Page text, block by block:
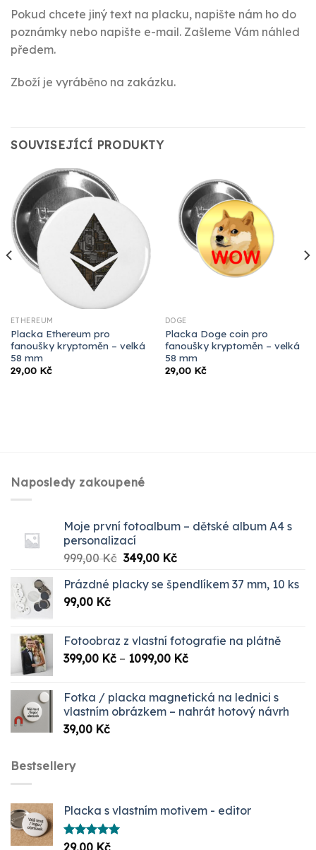
Pokud chcete jiný text na placku, napište nám ho do
poznámky nebo napište e-mail. Zašleme Vám náhled
předem.
Zboží je vyráběno na zakázku.
SOUVISEJÍCÍ PRODUKTY
ETHEREUM
Placka Ethereum pro
fanoušky kryptoměn – velká
58 mm
29,00 Kč
DOGE
Placka Doge coin pro
fanoušky kryptoměn – velká
58 mm
29,00 Kč
Naposledy zakoupené
Moje první fotoalbum – dětské album A4 s
personalizací
999,00Kč Původní
byla:
349,00 KčAktuální
je:
Prázdné placky se špendlíkem 37 mm, 10 ks
99,00 Kč
Fotoobraz z vlastní fotografie na plátně
399,00 Kč – 1099,00 KčRozpětí
až
1099,00 Kč
Fotka / placka magnetická na lednici s
vlastním obrázkem – nahrát hotový návrh
39,00 Kč
Bestsellery
Placka s vlastním motivem - editor
Hodnocení
29,00 Kč